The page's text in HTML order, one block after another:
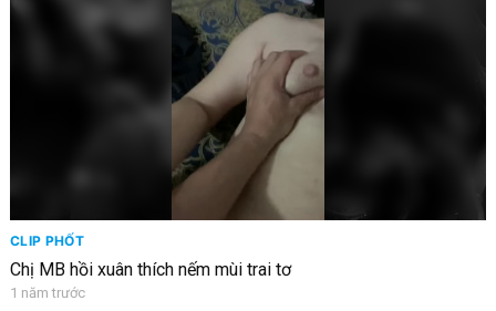
CLIP PHỐT
Chị MB hồi xuân thích nếm mùi trai tơ
1 năm trước